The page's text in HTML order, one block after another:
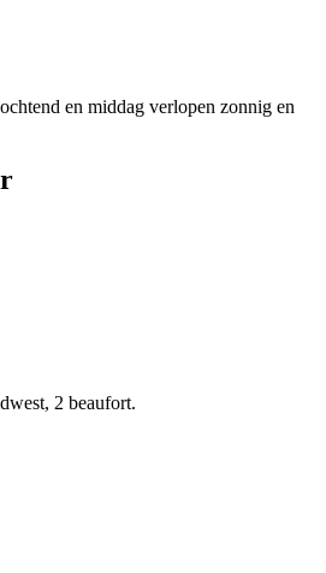
en middag verlopen zonnig en
2 beaufort.